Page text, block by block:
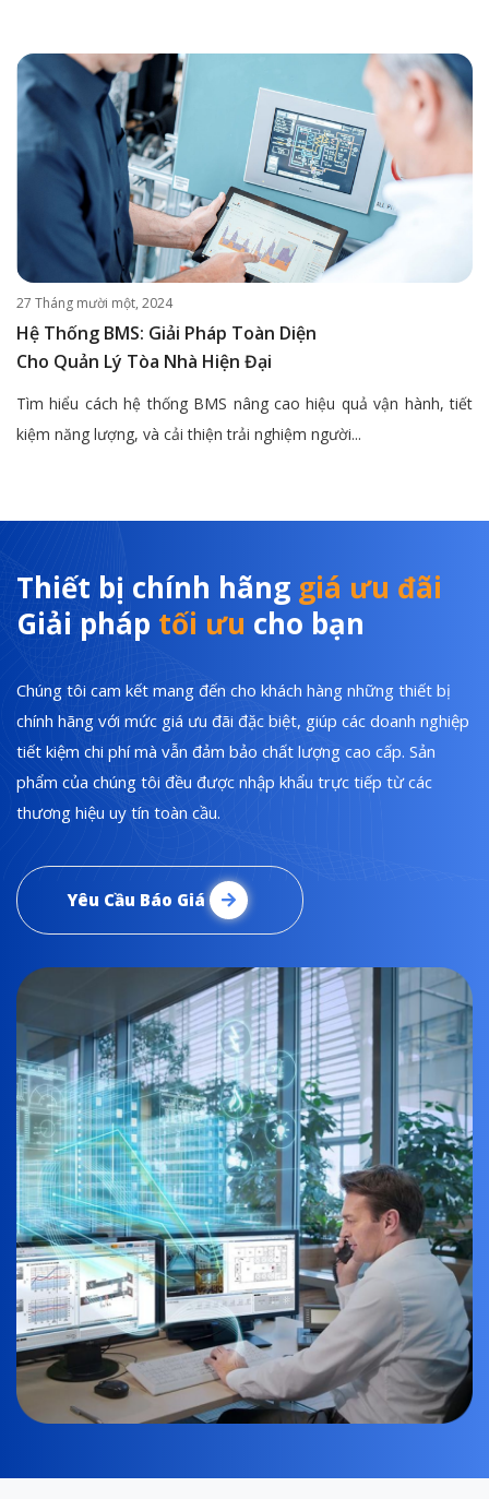
27 Tháng mười một, 2024
Hệ Thống BMS: Giải Pháp Toàn Diện
Cho Quản Lý Tòa Nhà Hiện Đại
Tìm hiểu cách hệ thống BMS nâng cao hiệu quả vận hành, tiết
kiệm năng lượng, và cải thiện trải nghiệm người...
Thiết bị chính hãng giá ưu đãi
Giải pháp tối ưu cho bạn
Chúng tôi cam kết mang đến cho khách hàng những thiết bị
chính hãng với mức giá ưu đãi đặc biệt, giúp các doanh nghiệp
tiết kiệm chi phí mà vẫn đảm bảo chất lượng cao cấp. Sản
phẩm của chúng tôi đều được nhập khẩu trực tiếp từ các
thương hiệu uy tín toàn cầu.
Yêu Cầu Báo Giá